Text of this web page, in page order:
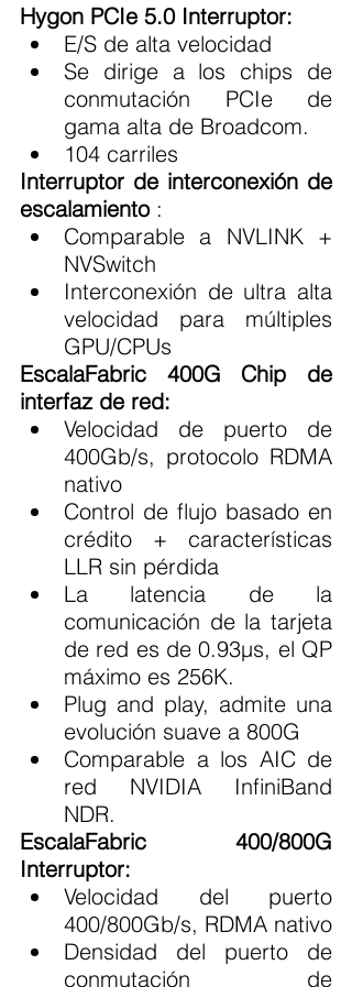
Hygon PCIe 5.0 Interruptor:
E/S de alta velocidad
Se dirige a los chips de
conmutación PCIe de
gama alta de Broadcom.
104 carriles
Interruptor de interconexión de
escalamiento :
Comparable a NVLINK +
NVSwitch
Interconexión de ultra alta
velocidad para múltiples
GPU/CPUs
EscalaFabric 400G Chip de
interfaz de red:
Velocidad de puerto de
400Gb/s, protocolo RDMA
nativo
Control de flujo basado en
crédito + características
LLR sin pérdida
La latencia de la
comunicación de la tarjeta
de red es de 0.93μs, el QP
máximo es 256K.
Plug and play, admite una
evolución suave a 800G
Comparable a los AIC de
red NVIDIA InfiniBand
NDR.
EscalaFabric 400/800G
Interruptor:
Velocidad del puerto
400/800Gb/s, RDMA nativo
Densidad del puerto de
conmutación de